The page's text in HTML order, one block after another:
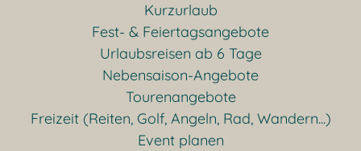
Kurzurlaub
Fest- & Feiertagsangebote
Urlaubsreisen ab 6 Tage
Nebensaison-Angebote
Tourenangebote
Freizeit (Reiten, Golf, Angeln, Rad, Wandern...)
Event planen